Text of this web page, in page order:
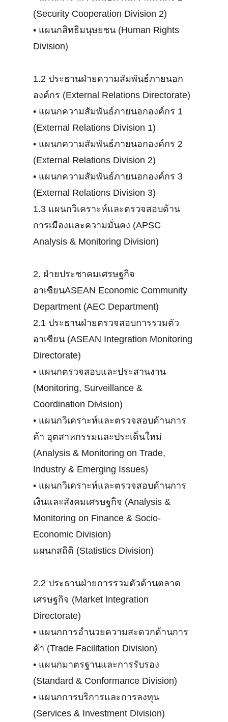
(Security Cooperation Division 2)
• แผนกสิทธิมนุษยชน (Human Rights
Division)
1.2 ประธานฝ่ายความสัมพันธ์ภายนอก
องค์กร (External Relations Directorate)
• แผนกความสัมพันธ์ภายนอกองค์กร 1
(External Relations Division 1)
• แผนกความสัมพันธ์ภายนอกองค์กร 2
(External Relations Division 2)
• แผนกความสัมพันธ์ภายนอกองค์กร 3
(External Relations Division 3)
1.3 แผนกวิเคราะห์และตรวจสอบด้าน
การเมืองและความมั่นคง (APSC
Analysis & Monitoring Division)
2. ฝ่ายประชาคมเศรษฐกิจ
อาเซียนASEAN Economic Community
Department (AEC Department)
2.1 ประธานฝ่ายตรวจสอบการรวมตัว
อาเซียน (ASEAN Integration Monitoring
Directorate)
• แผนกตรวจสอบและประสานงาน
(Monitoring, Surveillance &
Coordination Division)
• แผนกวิเคราะห์และตรวจสอบด้านการ
ค้า อุตสาหกรรมและประเด็นใหม่
(Analysis & Monitoring on Trade,
Industry & Emerging Issues)
• แผนกวิเคราะห์และตรวจสอบด้านการ
เงินและสังคมเศรษฐกิจ (Analysis &
Monitoring on Finance & Socio-
Economic Division)
แผนกสถิติ (Statistics Division)
2.2 ประธานฝ่ายการรวมตัวด้านตลาด
เศรษฐกิจ (Market Integration
Directorate)
• แผนกการอำนวยความสะดวกด้านการ
ค้า (Trade Facilitation Division)
• แผนกมาตรฐานและการรับรอง
(Standard & Conformance Division)
• แผนกการบริการและการลงทุน
(Services & Investment Division)